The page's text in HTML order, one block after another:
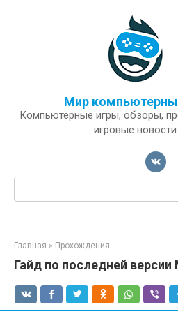
Мир
Компьютерные игры, обзоры,
игровые новости
Поиск:
Главная » Прохождения
Гайд по последней